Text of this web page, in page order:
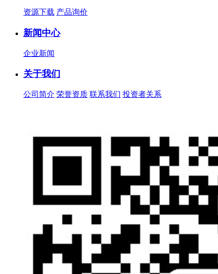
资源下载 产品询价
新闻中心
企业新闻
关于我们
公司简介 荣誉资质 联系我们 投资者关系